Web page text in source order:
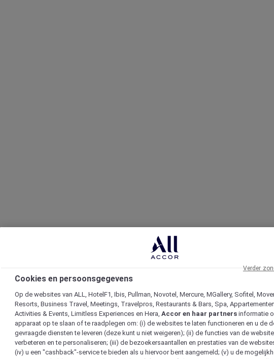
Cookies en persoonsgegevens
Op de websites van ALL, HotelF1, Ibis, Pullman, Novotel, Mercure, MGallery, Sofitel,
Resorts, Business Travel, Meetings, Travelpros, Restaurants & Bars, Spa,
Activities & Events, Limitless Experiences en Hera, Accor en haar partners informatie
apparaat op te slaan of te raadplegen om: (i) de websites te laten functioneren en u de
gevraagde diensten te leveren (deze kunt u niet weigeren); (ii) de functies van de
verbeteren en te personaliseren; (iii) de bezoekersaantallen en prestaties van de
(iv) u een "cashback"-service te bieden als u hiervoor bent aangemeld; (v) u de
Verder